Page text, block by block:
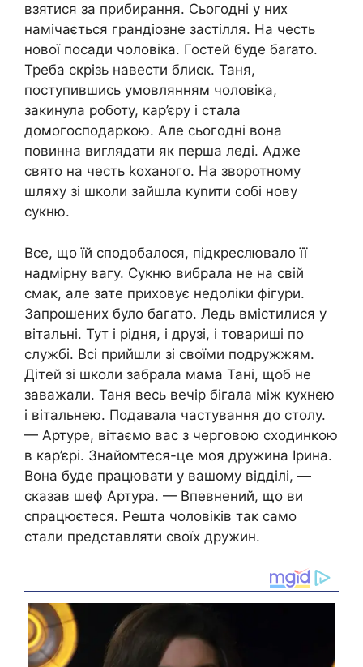
взятися за прибирання. Сьогодні у них
намічається грандіозне застілля. На честь
нової посади чоловіка. Гостей буде баrато.
Треба скрізь навести блиск. Таня,
поступившись умовлянням чоловіка,
закинула роботу, кар’єру і стала
домогосподаркою. Але сьогодні вона
повинна виглядати як перша леді. Адже
свято на честь kоханого. На зворотному
шляху зі школи зайшла куnити собі нову
сукню.
Все, що їй сподобалося, підкреслювало її
надмірну вагу. Сукню вибрала не на свій
смак, але зате приховує недоліки фігури.
Запрошених було багато. Ледь вмістилися у
вітальні. Тут і рідня, і друзі, і товариші по
службі. Всі прийшли зі своїми подружжям.
Дітей зі школи забрала мама Тані, щоб не
заважали. Таня весь вечір бігала між кухнею
і вітальнею. Подавала частування до столу.
— Артуре, вітаємо вас з черговою сходинкою
в кар’єрі. Знайомтеся-це моя дружина Ірина.
Вона буде працювати у вашому відділі, —
сказав шеф Артура. — Впевнений, що ви
спрацюєтеся. Решта чоловіків так само
стали представляти своїх дружин.